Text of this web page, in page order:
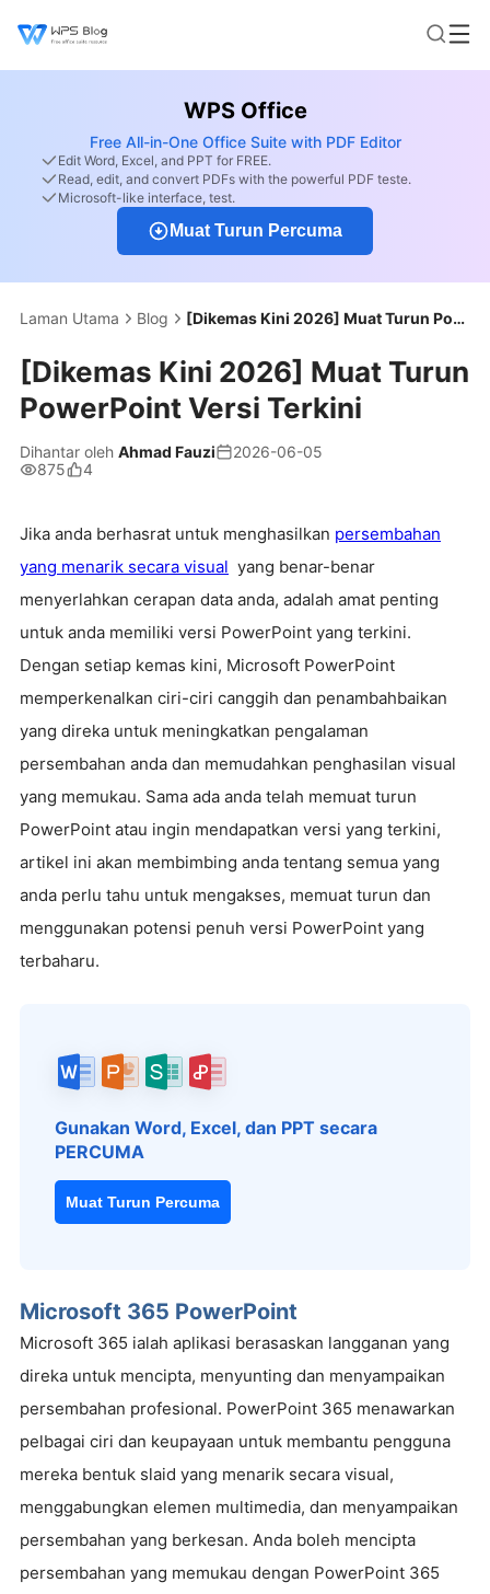
WPS Office
Free All-in-One Office Suite with PDF Editor
Edit Word, Excel, and PPT for FREE.
Read, edit, and convert PDFs with the powerful PDF teste.
Microsoft-like interface, test.
Muat Turun Percuma
Laman Utama Blog [Dikemas Kini 2026] Muat Turun PowerPoint Versi Terkini
[Dikemas Kini 2026] Muat Turun
PowerPoint Versi Terkini
Dihantar oleh Ahmad Fauzi
2026-06-05
875
4
Jika anda berhasrat untuk menghasilkan persembahan
yang menarik secara visual yang benar-benar
menyerlahkan cerapan data anda, adalah amat penting
untuk anda memiliki versi PowerPoint yang terkini.
Dengan setiap kemas kini, Microsoft PowerPoint
memperkenalkan ciri-ciri canggih dan penambahbaikan
yang direka untuk meningkatkan pengalaman
persembahan anda dan memudahkan penghasilan visual
yang memukau. Sama ada anda telah memuat turun
PowerPoint atau ingin mendapatkan versi yang terkini,
artikel ini akan membimbing anda tentang semua yang
anda perlu tahu untuk mengakses, memuat turun dan
menggunakan potensi penuh versi PowerPoint yang
terbaharu.
Gunakan Word, Excel, dan PPT secara
PERCUMA
Muat Turun Percuma
Microsoft 365 PowerPoint
Microsoft 365 ialah aplikasi berasaskan langganan yang
direka untuk mencipta, menyunting dan menyampaikan
persembahan profesional. PowerPoint 365 menawarkan
pelbagai ciri dan keupayaan untuk membantu pengguna
mereka bentuk slaid yang menarik secara visual,
menggabungkan elemen multimedia, dan menyampaikan
persembahan yang berkesan. Anda boleh mencipta
persembahan yang memukau dengan PowerPoint 365